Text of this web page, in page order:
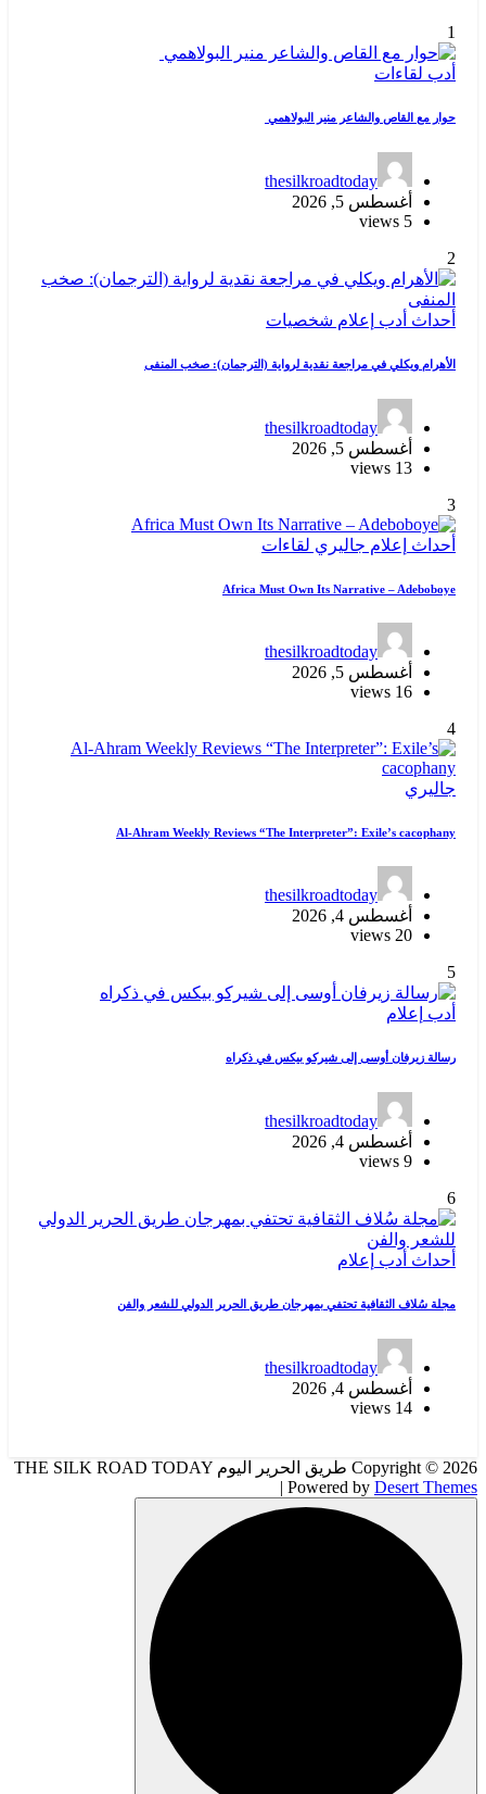
1
أدب لقاءات
حوار مع القاص والشاعر منير البولاهمي
thesilkroadtoday
أغسطس 5, 2026
5 views
2
أحداث أدب إعلام شخصيات
الأهرام ويكلي في مراجعة نقدية لرواية (الترجمان): صخب المنفى
thesilkroadtoday
أغسطس 5, 2026
13 views
3
أحداث إعلام جاليري لقاءات
Africa Must Own Its Narrative – Adeboboye
thesilkroadtoday
أغسطس 5, 2026
16 views
4
جاليري
Al-Ahram Weekly Reviews “The Interpreter”: Exile’s cacophany
thesilkroadtoday
أغسطس 4, 2026
20 views
5
أدب إعلام
رسالة زيرفان أوسى إلى شيركو بيكس في ذكراه
thesilkroadtoday
أغسطس 4, 2026
9 views
6
أحداث أدب إعلام
مجلة سُلاف الثقافية تحتفي بمهرجان طريق الحرير الدولي للشعر والفن
thesilkroadtoday
أغسطس 4, 2026
14 views
Copyright © 2026 طريق الحرير اليوم THE SILK ROAD TODAY
| Powered by Desert Themes